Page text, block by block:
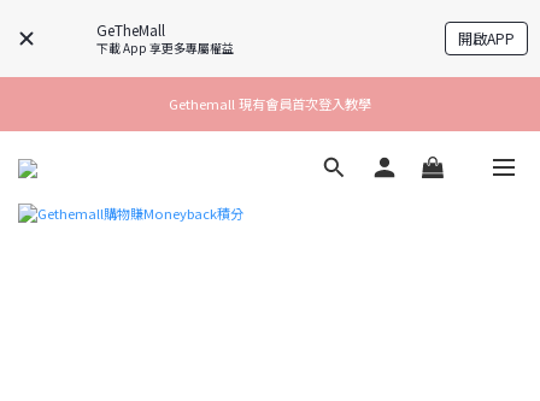
GeTheMall
下載 App 享更多專屬權益 開啟APP
Gethemall 現有會員首次登入教學